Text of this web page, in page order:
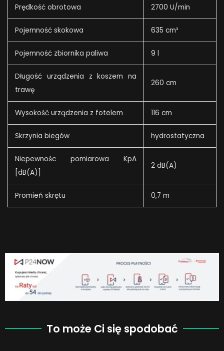
Prędkość obrotowa 2700 U/min
Pojemność skokowa 635 cm³
Pojemność zbiornika paliwa 9 l
Długość urządzenia z koszem na
trawę
260 cm
Wysokość urządzenia z fotelem 116 cm
Skrzynia biegów hydrostatyczna
Niepewnośc pomiarowa KpA
[dB(A)]
2 dB(A)
Promień skrętu 0,7 m
To może Ci się spodobać